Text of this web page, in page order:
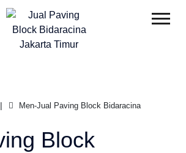
Men-Jual Paving Block Bidaracina
Block